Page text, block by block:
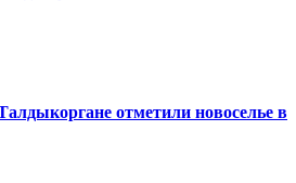
отметили новоселье в